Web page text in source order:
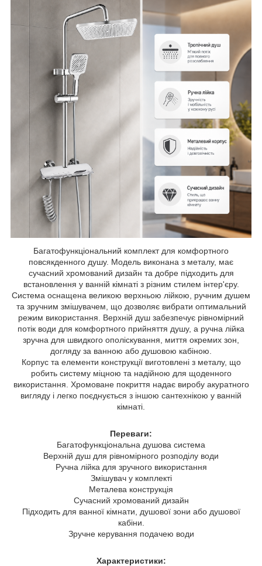
Багатофункціональний комплект для комфортного
повсякденного душу. Модель виконана з металу, має
сучасний хромований дизайн та добре підходить для
встановлення у ванній кімнаті з різним стилем інтер'єру.
Система оснащена великою верхньою лійкою, ручним душем
та зручним змішувачем, що дозволяє вибрати оптимальний
режим використання. Верхній душ забезпечує рівномірний
потік води для комфортного прийняття душу, а ручна лійка
зручна для швидкого ополіскування, миття окремих зон,
догляду за ванною або душовою кабіною.
Корпус та елементи конструкції виготовлені з металу, що
робить систему міцною та надійною для щоденного
використання. Хромоване покриття надає виробу акуратного
вигляду і легко поєднується з іншою сантехнікою у ванній
кімнаті.
Переваги:
Багатофункціональна душова система
Верхній душ для рівномірного розподілу води
Ручна лійка для зручного використання
Змішувач у комплекті
Металева конструкція
Сучасний хромований дизайн
Підходить для ванної кімнати, душової зони або душової
кабіни.
Зручне керування подачею води
Характеристики: